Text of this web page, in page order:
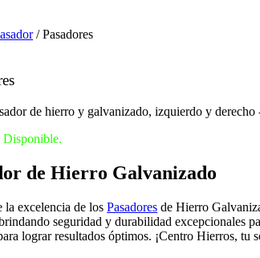
/ Pasadores
de hierro y galvanizado, izquierdo y derecho
Disponible.
de Hierro Galvanizado
la excelencia de losPasadores de Hierro
seguridad y durabilidad excepcionales
lograr resultados óptimos. ¡Centro Hierros, tu